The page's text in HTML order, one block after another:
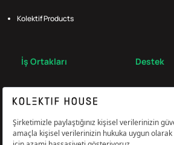
Kolektif Products
İş Ortakları Destek